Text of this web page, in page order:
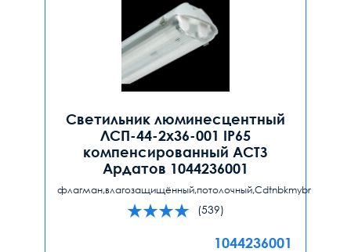
Светильник люминесцентный
ЛСП-44-2x36-001 IP65
компенсированный АСТЗ
Ардатов 1044236001
флагман,влагозащищённый,потолочный,Cdtnbkmybr
(539)
1044236001